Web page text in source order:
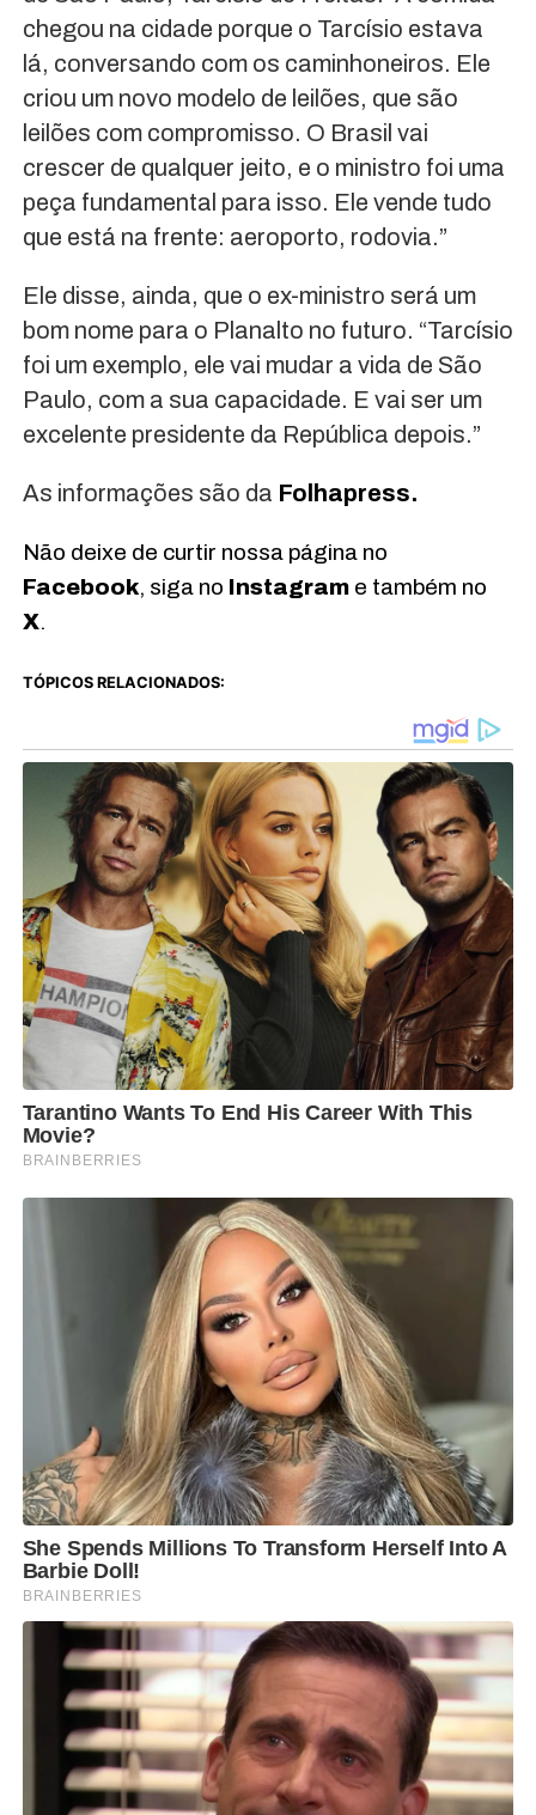
chegou na cidade porque o Tarcísio estava
lá, conversando com os caminhoneiros. Ele
criou um novo modelo de leilões, que são
leilões com compromisso. O Brasil vai
crescer de qualquer jeito, e o ministro foi uma
peça fundamental para isso. Ele vende tudo
que está na frente: aeroporto, rodovia.”
Ele disse, ainda, que o ex-ministro será um
bom nome para o Planalto no futuro. “Tarcísio
foi um exemplo, ele vai mudar a vida de São
Paulo, com a sua capacidade. E vai ser um
excelente presidente da República depois.”
As informações são da Folhapress.
Não deixe de curtir nossa página no
Facebook, siga no Instagrame também no
X.
TÓPICOS RELACIONADOS: